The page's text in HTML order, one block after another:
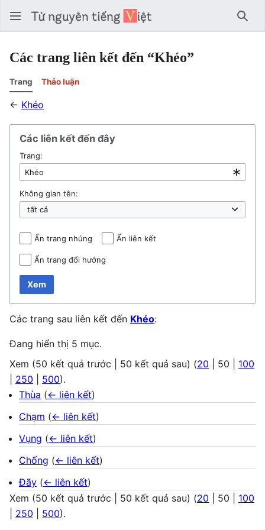
Tìm
Các trang liên kết đến “Khéo”
Trang Thảo luận
← Khéo
Các liên kết đến đây
Trang:
Không gian tên:
Ẩn trang nhúng Ẩn liên kết
Ẩn trang đổi hướng
Xem
Các trang sau liên kết đến Khéo:
Đang hiển thị 5 mục.
Xem (50 kết quả trước 50 kết quả sau) (20 50
100
250 500).
Thùa (← liên kết)
Chạm (← liên kết)
Vụng (← liên kết)
Chống (← liên kết)
Đãy (← liên kết)
Xem (50 kết quả trước 50 kết quả sau) (20 50
100
250 500).